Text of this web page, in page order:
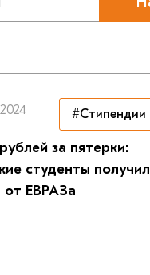
за пятерки:
студенты
от ЕВРАЗа
#Cтипендии